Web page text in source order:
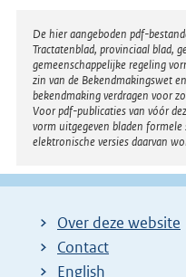
Disclaimer
De hier aangeboden pdf-
Tractatenblad, provinciaal blad,
gemeenschappelijke regeling
zin van de Bekendmakingswet
bekendmaking verdragen voor
Voor pdf-publicaties van vóór
vorm uitgegeven bladen
elektronische versies daarvan
Over deze website
Contact
English